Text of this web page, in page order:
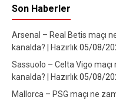
Son Haberler
Arsenal – Real Betis maçı
kanalda? | Hazırlık05/08/
Sassuolo – Celta Vigo
kanalda? | Hazırlık05/08/
Mallorca – PSG maçı ne